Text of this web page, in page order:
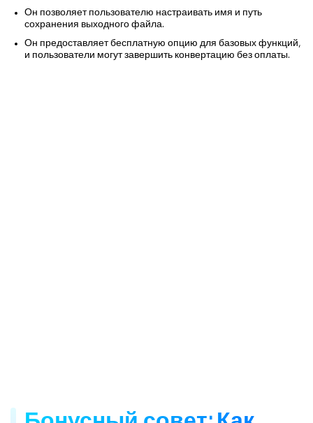
Он позволяет пользователю настраивать имя и путь
сохранения выходного файла.
Он предоставляет бесплатную опцию для базовых функций,
и пользователи могут завершить конвертацию без оплаты.